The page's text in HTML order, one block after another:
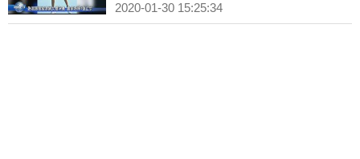
2020-01-30 15:25:34